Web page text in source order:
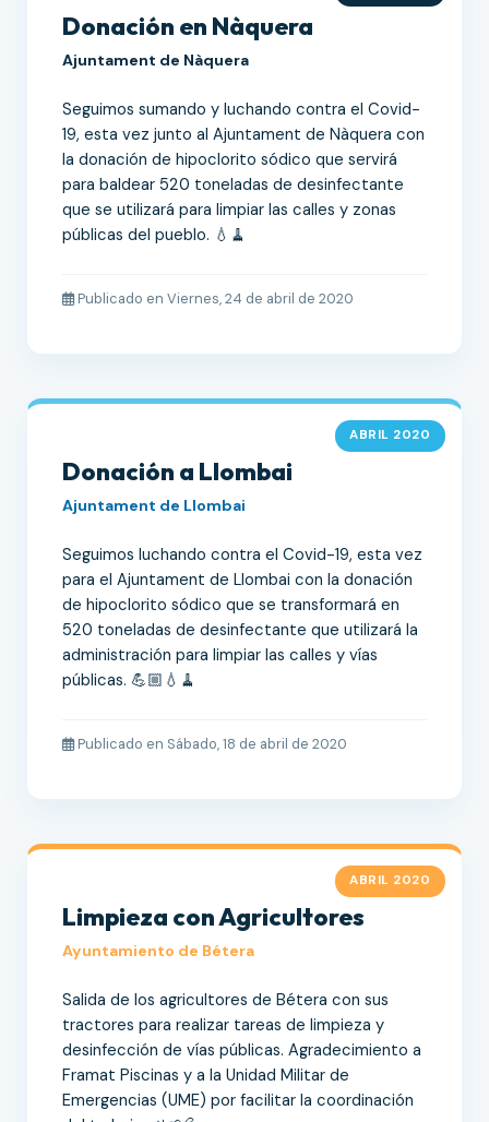
Donación en Nàquera
Ajuntament de Nàquera
Seguimos sumando y luchando contra el Covid-
19, esta vez junto al Ajuntament de Nàquera con
la donación de hipoclorito sódico que servirá
para baldear 520 toneladas de desinfectante
que se utilizará para limpiar las calles y zonas
públicas del pueblo. 💧🧹
Publicado en Viernes, 24 de abril de 2020
ABRIL 2020
Donación a Llombai
Ajuntament de Llombai
Seguimos luchando contra el Covid-19, esta vez
para el Ajuntament de Llombai con la donación
de hipoclorito sódico que se transformará en
520 toneladas de desinfectante que utilizará la
administración para limpiar las calles y vías
públicas. 💪🏼💧🧹
Publicado en Sábado, 18 de abril de 2020
ABRIL 2020
Limpieza con Agricultores
Ayuntamiento de Bétera
Salida de los agricultores de Bétera con sus
tractores para realizar tareas de limpieza y
desinfección de vías públicas. Agradecimiento a
Framat Piscinas y a la Unidad Militar de
Emergencias (UME) por facilitar la coordinación